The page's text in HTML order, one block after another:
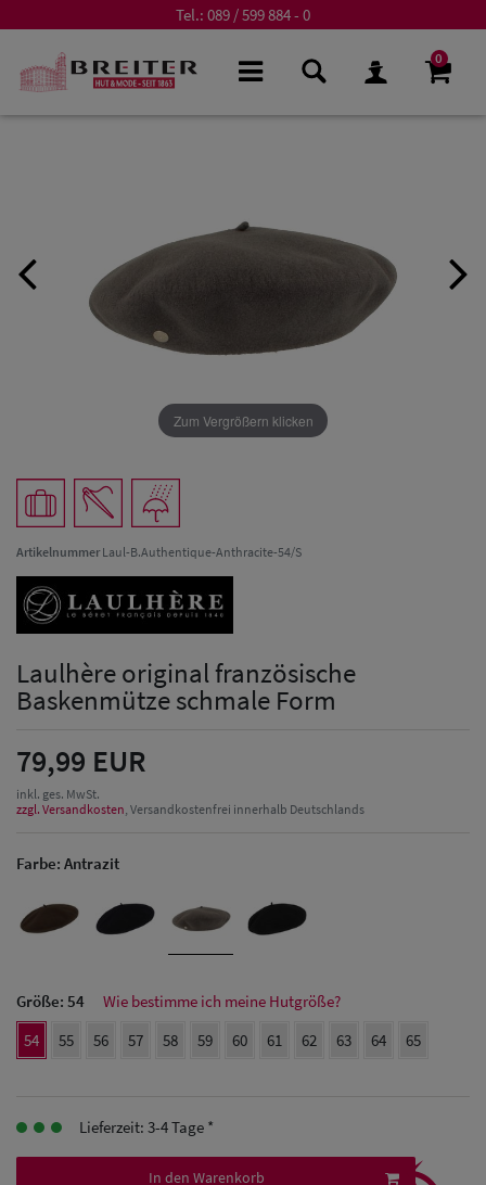
Tel.: 089 / 599 884 - 0
0
Herren Caps
Herren
Herren UV-
Schutz Caps
Zum Vergrößern klicken
ArtikelnummerLaul-B.Authentique-Anthracite-54/S
Laulhère original französische
Baskenmütze schmale Form
79,99 EUR
inkl. ges. MwSt.
zzgl. Versandkosten , Versandkostenfrei innerhalb Deutschlands
Farbe: Antrazit
Größe: 54
Wie bestimme ich meine Hutgröße?
54
55 56 57 58 59 60 61 62 63 64 65
Lieferzeit: 3-4 Tage *
In den Warenkorb